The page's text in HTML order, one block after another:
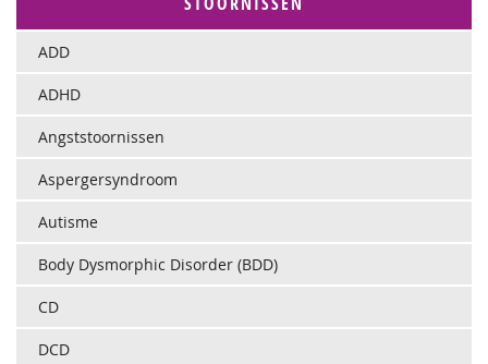
ADD
ADHD
Angststoornissen
Aspergersyndroom
Autisme
Body Dysmorphic Disorder (BDD)
CD
DCD